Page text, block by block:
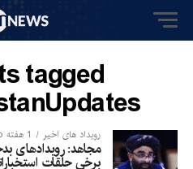
tagged
رویداد های اخیر 1 هفته ago
مجاهد: رویدادهای
برخی حلقات